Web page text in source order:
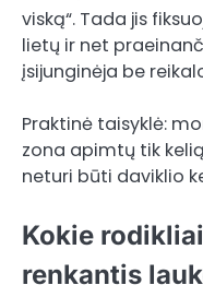
viską“. Tada jis
lietų ir net
įsijunginėja be
Praktinė taisyklė:
zona apimtų tik
neturi būti daviklio
Kokie
renkantis